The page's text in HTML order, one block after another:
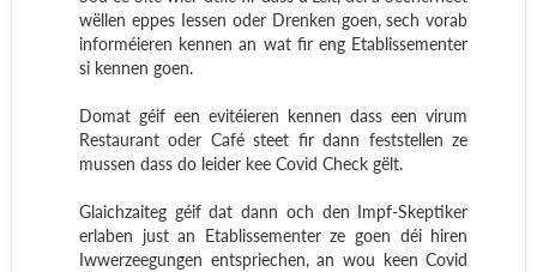
wëllen eppes Iessen oder Drenken goen, sech vorab
informéieren kennen an wat fir eng Etablissementer
si kennen goen.
Domat géif een evitéieren kennen dass een virum
Restaurant oder Café steet fir dann feststellen ze
mussen dass do leider kee Covid Check gëlt.
Glaichzaiteg géif dat dann och den Impf-Skeptiker
erlaben just an Etablissementer ze goen déi hiren
Iwwerzeegungen entspriechen, an wou keen Covid